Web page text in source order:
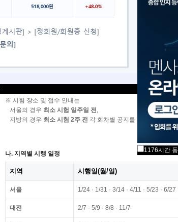
본 안내는 2026년 멘사코리아 입회테스트의
가. 입회테스트 운영 안내
③ 청소년 테스트 운영: 2026년 1월 이후 시행되는 모든 테스트
※ 아래 일정은 실제 시험이 시행되는 날짜만 기재되어 있습니다.
※ 시험 장소 및 접수 안내는
서울의 경우 최소 시험 일주일 전,
지방의 경우 최소 시험 2주 전 각 회차별 공지를 통해 별도 안내
나. 지역별 시행 일정
지역 시행일(월/일)
서울 1/24 · 1/31 · 3/14 · 4/11 · 5/23 · 6/
대전 2/7 · 5/9 · 8/8 · 11/7
1176시간